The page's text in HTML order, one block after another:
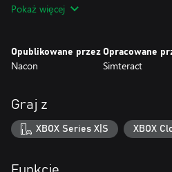
kursów na dłuższych trasach.
• Odbieraj pasażerów i zawóź ich do
• Przestrzegaj przepisów drogowych i
• Dostosowuj trasę do wydarzeń
drogowe, pochody itd.).
• Aby uniknąć kolizji, zwróć uwagę na
nawierzchnia robi się mokra.
lub doładowuj samochód, a w razie
Pokaż więcej
Opublikowane przez
Nacon
Opracowane
Simteract
Graj z
XBOX Series X|S XBOX